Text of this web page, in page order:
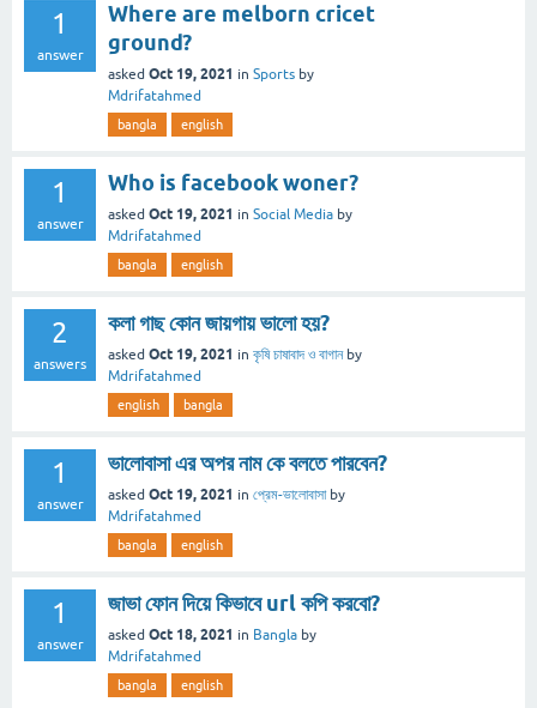
1
answer
Where are melborn cricet
ground?
asked Oct 19, 2021 in Sports by
Mdrifatahmed
bangla english
1
answer
Who is facebook woner?
asked Oct 19, 2021 in Social Media by
Mdrifatahmed
bangla english
2
answers
কলা গাছ কোন জায়গায় ভালো হয়?
asked Oct 19, 2021 in কৃষি চাষাবাদ ও বাগান by
Mdrifatahmed
english bangla
1
answer
ভালোবাসা এর অপর নাম কে বলতে পারবেন?
asked Oct 19, 2021 in প্রেম-ভালোবাসা by
Mdrifatahmed
bangla english
1
answer
জাভা ফোন দিয়ে কিভাবে url কপি করবো?
asked Oct 18, 2021 in Bangla by
Mdrifatahmed
bangla english